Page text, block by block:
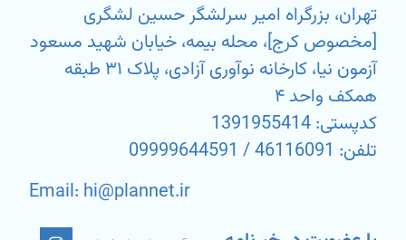
تهران، بزرگراه امیر سرلشگر حسین لشگری
[مخصوص کرج]، محله بیمه، خیابان شهید مسعود
آزمون نیا، کارخانه نوآوری آزادی، پلاک ۳۱ طبقه
همکف واحد ۴
کدپستی: 1391955414
تلفن: 46116091 / 09999644591
Email: hi@plannet.ir